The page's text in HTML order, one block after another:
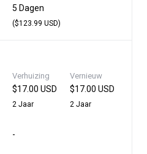
5 Dagen
($123.99 USD)
Verhuizing
$17.00 USD
2 Jaar
Vernieuw
$17.00 USD
2 Jaar
-